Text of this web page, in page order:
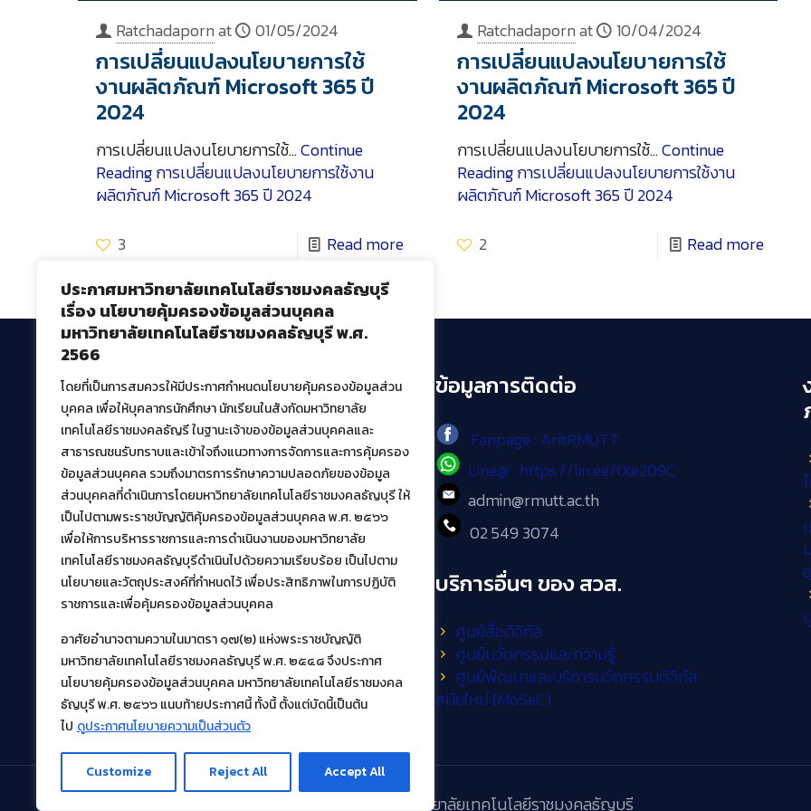
ประกาศมหาวิทยาลัยเทคโนโลยีราชมงคลธัญบุรี
เรื่อง นโยบายคุ้มครองข้อมูลส่วนบุคคล
มหาวิทยาลัยเทคโนโลยีราชมงคลธัญบุรี พ.ศ.
2566
โดยที่เป็นการสมควรให้มีประกาศกำหนดนโยบายคุ้มครองข้อมูลส่วน
บุคคล เพื่อให้บุคลากรนักศึกษา นักเรียนในสังกัดมหาวิทยาลัย
เทคโนโลยีราชมงคลธัญรี ในฐานะเจ้าของข้อมูลส่วนบุคคลและ
สาธารณชนรับทราบและเข้าใจถึงแนวทางการจัดการและการคุ้มครอง
ข้อมูลส่วนบุคคล รวมถึงมาตรการรักษาความปลอดภัยของข้อมูล
ส่วนบุคคลที่ดำเนินการโดยมหาวิทยาลัยเทคโนโลยีราชมงคลธัญบุรี ให้
เป็นไปตามพระราชบัญญัติคุ้มครองข้อมูลส่วนบุคคล พ.ศ. ๒๕๖๖
เพื่อให้การบริหารราชการและการดำเนินงานของมหาวิทยาลัย
เทคโนโลยีราชมงคลธัญบุรีดำเนินไปด้วยความเรียบร้อย เป็นไปตาม
นโยบายและวัตถุประสงค์ที่กำหนดไว้ เพื่อประสิทธิภาพในการปฏิบัติ
ราชการและเพื่อคุ้มครองข้อมูลส่วนบุคคล
อาศัยอำนาจตามความในมาตรา ๑๗(๒) แห่งพระราชบัญญัติ
มหาวิทยาลัยเทคโนโลยีราชมงคลธัญบุรี พ.ศ. ๒๕๔๘ จึงประกาศ
นโยบายคุ้มครองข้อมูลส่วนบุคคล มหาวิทยาลัยเทคโนโลยีราชมงคล
ธัญบุรี พ.ศ. ๒๕๖๖ แนบท้ายประกาศนี้ ทั้งนี้ ตั้งแต่บัดนี้เป็นต้น
ไป ดูประกาศนโยบายความเป็นส่วนตัว
Customize Reject All Accept All
Ratchadapornat 01/05/2024
การเปลี่ยนแปลงนโยบายการใช้
งานผลิตภัณฑ์ Microsoft 365 ปี
2024
การเปลี่ยนแปลงนโยบายการใช้…Continue
Readingการเปลี่ยนแปลงนโยบายการใช้งาน
ผลิตภัณฑ์ Microsoft 365 ปี 2024
3
Read more
Ratchadapornat 10/04/2024
การเปลี่ยนแปลงนโยบายการใช้
งานผลิตภัณฑ์ Microsoft 365 ปี
2024
การเปลี่ยนแปลงนโยบายการใช้…Continue
Readingการเปลี่ยนแปลงนโยบายการใช้งาน
ผลิตภัณฑ์ Microsoft 365 ปี 2024
2
Read more
สำนักวิทยบริการและเทคโนโลยีสารสนเทศ
มหาวิทยาลัยเทคโนโลยีราชมงคลธัญบุรี
39 หมู่ที่ 1 ตำบลคลองหก อำเภอคลองหลวง จังหวัด
ปทุมธานี 12120
เผยแพร่ข้อมูลโดย.บุคลากร สวส.
สร้างและพัฒนาโดย.
ฝ่ายพัฒนาและเผยแพร่ข้อมูลเว็บไซต์
ข้อมูลการติดต่อ
Fanpage : AritRMUTT
Line@ : https://lin.ee/tXe209C
admin@rmutt.ac.th
02 549 3074
บริการอื่นๆ ของ สวส.
ศูนย์สื่อดิจิทัล
ศูนย์นวัตกรรมและความรู้
ศูนย์พัฒนาและบริการนวัตกรรมดิจิทัล
สมัยใหม่ (MoSeC)
© 2021 สำนักวิทยบริการและเทคโนโลยีสารสนเทศ มหาวิทยาลัยเทคโนโลยีราชมงคลธัญบุรี